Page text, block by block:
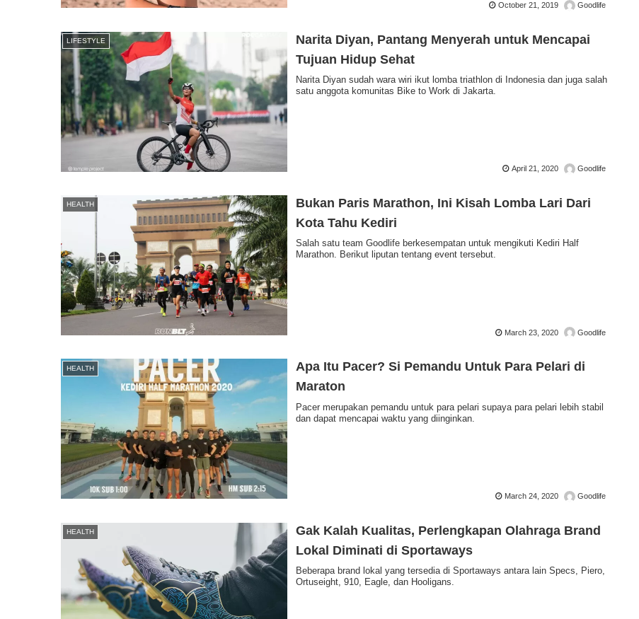
October 21, 2019 Goodlife
LIFESTYLE
Narita Diyan, Pantang Menyerah untuk Mencapai
Tujuan Hidup Sehat
Narita Diyan sudah wara wiri ikut lomba triathlon di Indonesia dan juga salah
satu anggota komunitas Bike to Work di Jakarta.
April 21, 2020 Goodlife
HEALTH
Bukan Paris Marathon, Ini Kisah Lomba Lari Dari
Kota Tahu Kediri
Salah satu team Goodlife berkesempatan untuk mengikuti Kediri Half
Marathon. Berikut liputan tentang event tersebut.
March 23, 2020 Goodlife
HEALTH
Apa Itu Pacer? Si Pemandu Untuk Para Pelari di
Maraton
Pacer merupakan pemandu untuk para pelari supaya para pelari lebih stabil
dan dapat mencapai waktu yang diinginkan.
March 24, 2020 Goodlife
HEALTH
Gak Kalah Kualitas, Perlengkapan Olahraga Brand
Lokal Diminati di Sportaways
Beberapa brand lokal yang tersedia di Sportaways antara lain Specs, Piero,
Ortuseight, 910, Eagle, dan Hooligans.